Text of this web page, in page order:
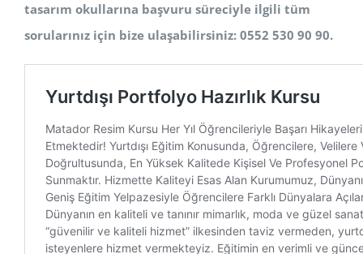
tasarım okullarına başvuru süreciyle ilgili tüm
sorularınız için bize ulaşabilirsiniz: 0552 530 90 90.